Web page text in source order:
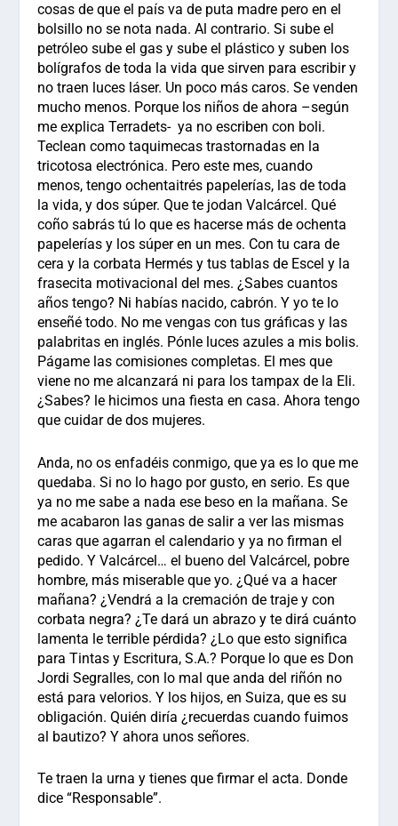
cosas de que el país va de puta madre pero en el
bolsillo no se nota nada. Al contrario. Si sube el
petróleo sube el gas y sube el plástico y suben los
bolígrafos de toda la vida que sirven para escribir y
no traen luces láser. Un poco más caros. Se venden
mucho menos. Porque los niños de ahora –según
me explica Terradets- ya no escriben con boli.
Teclean como taquimecas trastornadas en la
tricotosa electrónica. Pero este mes, cuando
menos, tengo ochentaitrés papelerías, las de toda
la vida, y dos súper. Que te jodan Valcárcel. Qué
coño sabrás tú lo que es hacerse más de ochenta
papelerías y los súper en un mes. Con tu cara de
cera y la corbata Hermés y tus tablas de Escel y la
frasecita motivacional del mes. ¿Sabes cuantos
años tengo? Ni habías nacido, cabrón. Y yo te lo
enseñé todo. No me vengas con tus gráficas y las
palabritas en inglés. Pónle luces azules a mis bolis.
Págame las comisiones completas. El mes que
viene no me alcanzará ni para los tampax de la Eli.
¿Sabes? le hicimos una fiesta en casa. Ahora tengo
que cuidar de dos mujeres.
Anda, no os enfadéis conmigo, que ya es lo que me
quedaba. Si no lo hago por gusto, en serio. Es que
ya no me sabe a nada ese beso en la mañana. Se
me acabaron las ganas de salir a ver las mismas
caras que agarran el calendario y ya no firman el
pedido. Y Valcárcel… el bueno del Valcárcel, pobre
hombre, más miserable que yo. ¿Qué va a hacer
mañana? ¿Vendrá a la cremación de traje y con
corbata negra? ¿Te dará un abrazo y te dirá cuánto
lamenta le terrible pérdida? ¿Lo que esto significa
para Tintas y Escritura, S.A.? Porque lo que es Don
Jordi Segralles, con lo mal que anda del riñón no
está para velorios. Y los hijos, en Suiza, que es su
obligación. Quién diría ¿recuerdas cuando fuimos
al bautizo? Y ahora unos señores.
Te traen la urna y tienes que firmar el acta. Donde
dice “Responsable”.